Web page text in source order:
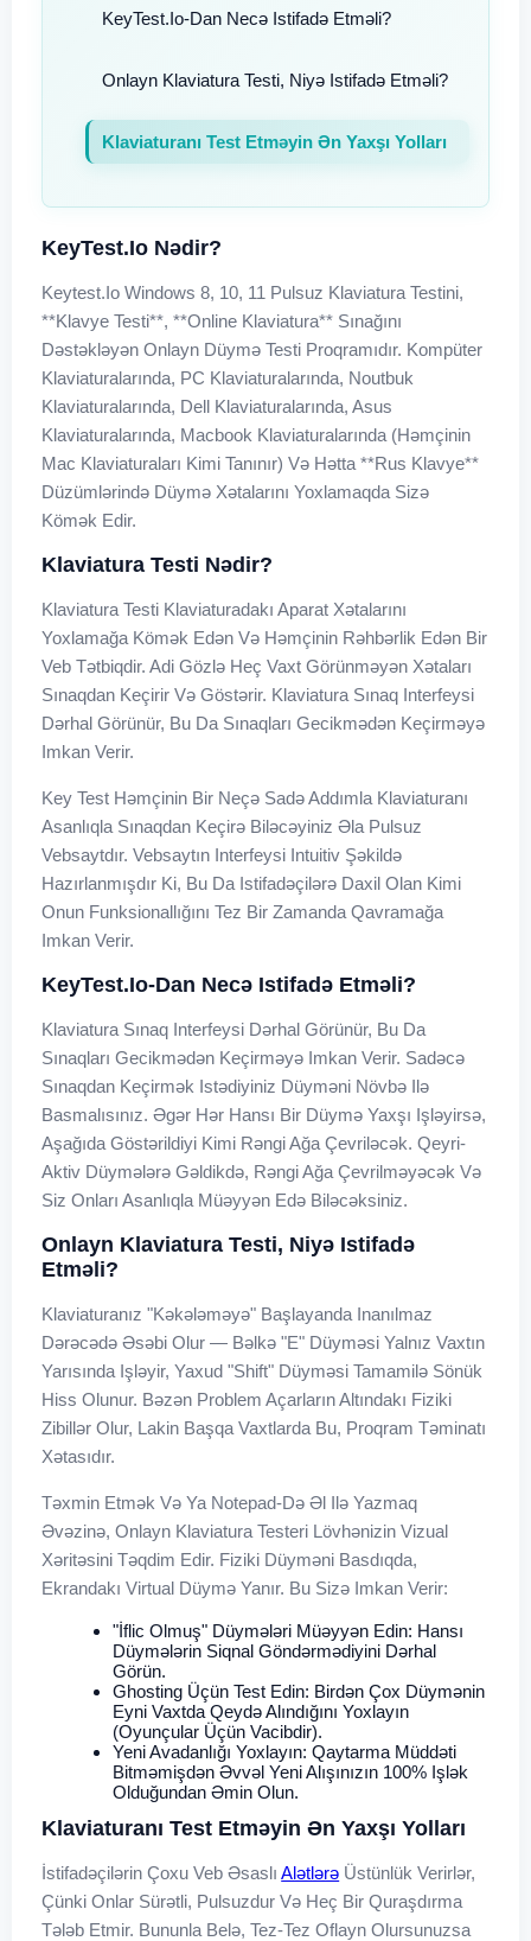
KeyTest.io-Dan Necə Istifadə Etməli?
Onlayn Klaviatura Testi, Niyə Istifadə Etməli?
Klaviaturanı Test Etməyin Ən Yaxşı Yolları
KeyTest.io Nədir?
Keytest.io Windows 8, 10, 11 Pulsuz Klaviatura Testini,
**klavye Testi**, **online Klaviatura** Sınağını
Dəstəkləyən Onlayn Düymə Testi Proqramıdır. Kompüter
Klaviaturalarında, PC Klaviaturalarında, Noutbuk
Klaviaturalarında, Dell Klaviaturalarında, Asus
Klaviaturalarında, Macbook Klaviaturalarında (həmçinin
Mac Klaviaturaları Kimi Tanınır) Və Hətta **rus Klavye**
Düzümlərində Düymə Xətalarını Yoxlamaqda Sizə
Kömək Edir.
Klaviatura Testi Nədir?
Klaviatura Testi Klaviaturadakı Aparat Xətalarını
Yoxlamağa Kömək Edən Və Həmçinin Rəhbərlik Edən Bir
Veb Tətbiqdir. Adi Gözlə Heç Vaxt Görünməyən Xətaları
Sınaqdan Keçirir Və Göstərir. Klaviatura Sınaq Interfeysi
Dərhal Görünür, Bu Da Sınaqları Gecikmədən Keçirməyə
Imkan Verir.
Key Test Həmçinin Bir Neçə Sadə Addımla Klaviaturanı
Asanlıqla Sınaqdan Keçirə Biləcəyiniz Əla Pulsuz
Vebsaytdır. Vebsaytın Interfeysi Intuitiv Şəkildə
Hazırlanmışdır Ki, Bu Da Istifadəçilərə Daxil Olan Kimi
Onun Funksionallığını Tez Bir Zamanda Qavramağa
Imkan Verir.
KeyTest.io-Dan Necə Istifadə Etməli?
Klaviatura Sınaq Interfeysi Dərhal Görünür, Bu Da
Sınaqları Gecikmədən Keçirməyə Imkan Verir. Sadəcə
Sınaqdan Keçirmək Istədiyiniz Düyməni Növbə Ilə
Basmalısınız. Əgər Hər Hansı Bir Düymə Yaxşı Işləyirsə,
Aşağıda Göstərildiyi Kimi Rəngi Ağa Çevriləcək. Qeyri-
Aktiv Düymələrə Gəldikdə, Rəngi Ağa Çevrilməyəcək Və
Siz Onları Asanlıqla Müəyyən Edə Biləcəksiniz.
Onlayn Klaviatura Testi, Niyə Istifadə
Etməli?
Klaviaturanız "kəkələməyə" Başlayanda Inanılmaz
Dərəcədə Əsəbi Olur — Bəlkə "E" Düyməsi Yalnız Vaxtın
Yarısında Işləyir, Yaxud "Shift" Düyməsi Tamamilə Sönük
Hiss Olunur. Bəzən Problem Açarların Altındakı Fiziki
Zibillər Olur, Lakin Başqa Vaxtlarda Bu, Proqram Təminatı
Xətasıdır.
Təxmin Etmək Və Ya Notepad-Də Əl Ilə Yazmaq
Əvəzinə, Onlayn Klaviatura Testeri Lövhənizin Vizual
Xəritəsini Təqdim Edir. Fiziki Düyməni Basdıqda,
Ekrandakı Virtual Düymə Yanır. Bu Sizə Imkan Verir:
"İflic Olmuş" Düymələri Müəyyən Edin: Hansı
Düymələrin Siqnal Göndərmədiyini Dərhal
Görün.
Ghosting Üçün Test Edin: Birdən Çox Düymənin
Eyni Vaxtda Qeydə Alındığını Yoxlayın
(oyunçular Üçün Vacibdir).
Yeni Avadanlığı Yoxlayın: Qaytarma Müddəti
Bitməmişdən Əvvəl Yeni Alışınızın 100% Işlək
Olduğundan Əmin Olun.
Klaviaturanı Test Etməyin Ən Yaxşı Yolları
İstifadəçilərin Çoxu Veb ƏsaslıAlətlərə Üstünlük Verirlər,
Çünki Onlar Sürətli, Pulsuzdur Və Heç Bir Quraşdırma
Tələb Etmir. Bununla Belə, Tez-Tez Oflayn Olursunuzsa